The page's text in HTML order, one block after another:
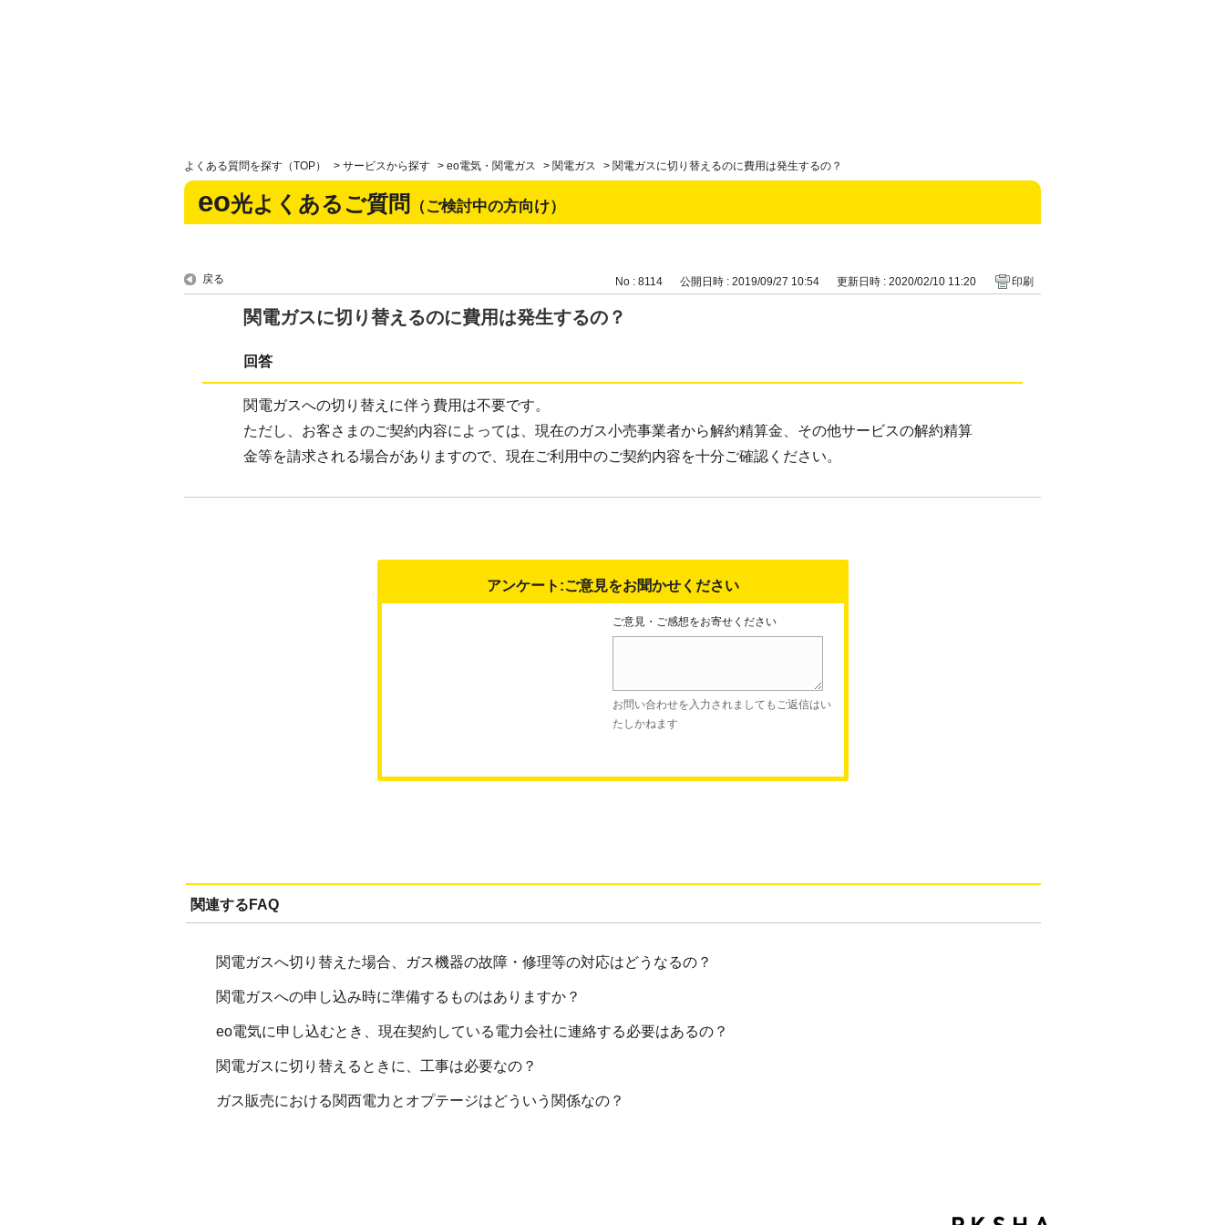
よくある質問を探す（TOP） > サービスから探す > eo電気・関電ガス > 関電ガス > 関電ガスに切り替えるのに費用は発生するの？
eo光よくあるご質問 （ご検討中の方向け）
戻る No : 8114 公開日時 : 2019/09/27 10:54 更新日時 : 2020/02/10 11:20 印刷
関電ガスに切り替えるのに費用は発生するの？
回答
関電ガスへの切り替えに伴う費用は不要です。
ただし、お客さまのご契約内容によっては、現在のガス小売事業者から解約精算金、その他サービスの解約精算
金等を請求される場合がありますので、現在ご利用中のご契約内容を十分ご確認ください。
アンケート:ご意見をお聞かせください
ご意見・ご感想をお寄せください
お問い合わせを入力されましてもご返信はい
たしかねます
関連するFAQ
関電ガスへ切り替えた場合、ガス機器の故障・修理等の対応はどうなるの？
関電ガスへの申し込み時に準備するものはありますか？
eo電気に申し込むとき、現在契約している電力会社に連絡する必要はあるの？
関電ガスに切り替えるときに、工事は必要なの？
ガス販売における関西電力とオプテージはどういう関係なの？